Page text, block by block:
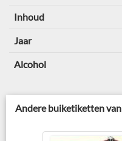
Inhoud
Jaar
Alcohol
Andere buiketiketten van